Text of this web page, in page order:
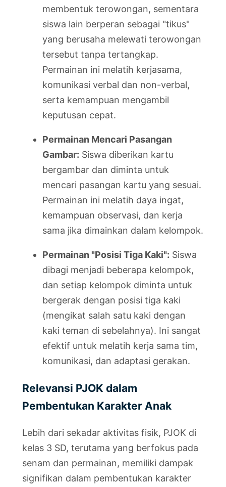
membentuk terowongan, sementara
siswa lain berperan sebagai "tikus"
yang berusaha melewati terowongan
tersebut tanpa tertangkap.
Permainan ini melatih kerjasama,
komunikasi verbal dan non-verbal,
serta kemampuan mengambil
keputusan cepat.
Permainan Mencari Pasangan
Gambar: Siswa diberikan kartu
bergambar dan diminta untuk
mencari pasangan kartu yang sesuai.
Permainan ini melatih daya ingat,
kemampuan observasi, dan kerja
sama jika dimainkan dalam kelompok.
Permainan "Posisi Tiga Kaki": Siswa
dibagi menjadi beberapa kelompok,
dan setiap kelompok diminta untuk
bergerak dengan posisi tiga kaki
(mengikat salah satu kaki dengan
kaki teman di sebelahnya). Ini sangat
efektif untuk melatih kerja sama tim,
komunikasi, dan adaptasi gerakan.
Relevansi PJOK dalam
Pembentukan Karakter Anak
Lebih dari sekadar aktivitas fisik, PJOK di
kelas 3 SD, terutama yang berfokus pada
senam dan permainan, memiliki dampak
signifikan dalam pembentukan karakter